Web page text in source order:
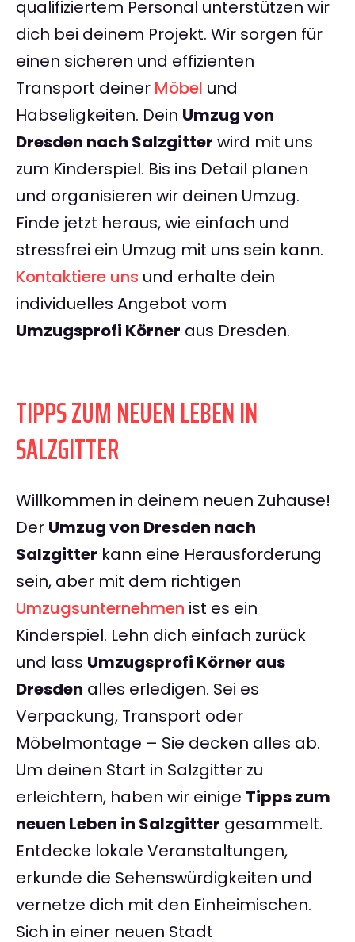
qualifiziertem Personal unterstützen wir
dich bei deinem Projekt. Wir sorgen für
einen sicheren und effizienten
Transport deiner Möbel und
Habseligkeiten. Dein Umzug von
Dresden nach Salzgitter wird mit uns
zum Kinderspiel. Bis ins Detail planen
und organisieren wir deinen Umzug.
Finde jetzt heraus, wie einfach und
stressfrei ein Umzug mit uns sein kann.
Kontaktiere uns und erhalte dein
individuelles Angebot vom
Umzugsprofi Körner aus Dresden.
TIPPS ZUM NEUEN LEBEN IN
SALZGITTER
Willkommen in deinem neuen Zuhause!
Der Umzug von Dresden nach
Salzgitter kann eine Herausforderung
sein, aber mit dem richtigen
Umzugsunternehmen ist es ein
Kinderspiel. Lehn dich einfach zurück
und lass Umzugsprofi Körner aus
Dresden alles erledigen. Sei es
Verpackung, Transport oder
Möbelmontage – Sie decken alles ab.
Um deinen Start in Salzgitter zu
erleichtern, haben wir einige Tipps zum
neuen Leben in Salzgitter gesammelt.
Entdecke lokale Veranstaltungen,
erkunde die Sehenswürdigkeiten und
vernetze dich mit den Einheimischen.
Sich in einer neuen Stadt